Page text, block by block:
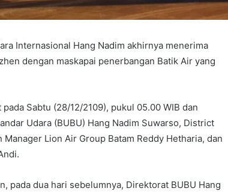
Internasional Hang Nadim akhirnya menerima
dengan maskapai penerbangan Batik Air yang
Sabtu (28/12/2109), pukul 05.00 WIB dan
Udara (BUBU) Hang Nadim Suwarso, District
Lion Air Group Batam Reddy Hetharia, dan
pada dua hari sebelumnya, Direktorat BUBU Hang